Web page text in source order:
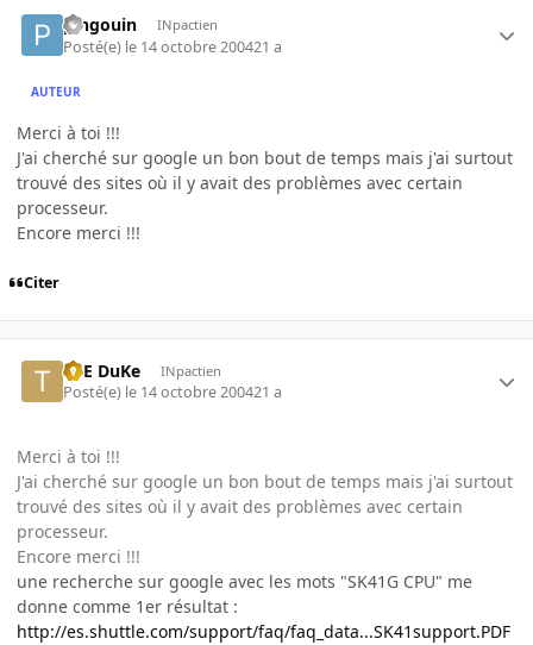
pingouin INpactien
Posté(e) le 14 octobre 200421 a
AUTEUR
Merci à toi !!!
J'ai cherché sur google un bon bout de temps mais j'ai surtout
trouvé des sites où il y avait des problèmes avec certain
processeur.
Encore merci !!!
Citer
ThE DuKe INpactien
Posté(e) le 14 octobre 200421 a
Merci à toi !!!
J'ai cherché sur google un bon bout de temps mais j'ai surtout
trouvé des sites où il y avait des problèmes avec certain
processeur.
Encore merci !!!
une recherche sur google avec les mots "SK41G CPU" me
donne comme 1er résultat :
http://es.shuttle.com/support/faq/faq_data...SK41support.PDF